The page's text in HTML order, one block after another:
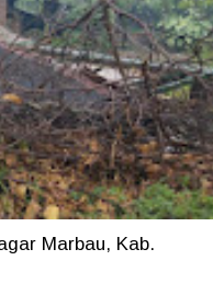
Marbau, Kab.